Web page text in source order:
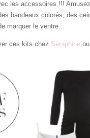
les accessoires !!!
bandeaux colorés, des
marquer le ventre…
ces kits chez Séraphineou